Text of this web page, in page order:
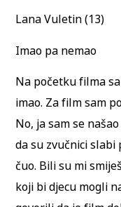
Lana Vuletin (13)
Imao pa nemao
Na početku filma
imao. Za film sam
No, ja sam se
da su zvučnici
čuo. Bili su mi
koji bi djecu mogli